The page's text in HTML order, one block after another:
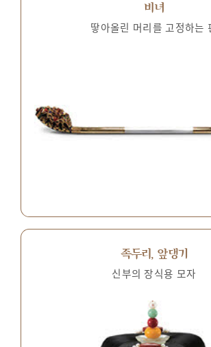
비녀
땋아올린 머리를 고정하는
족두리, 앞댕기
신부의 장식용 모자